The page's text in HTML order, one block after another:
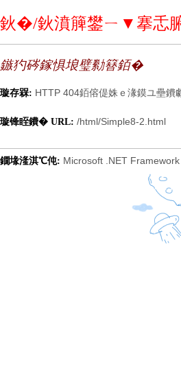
鈥�/鈥濆簲鐢ㄧ▼搴忎
鏃犳硶鎵惧埌璧勬簮銆�
璇存槑: HTTP 404銆傛偍姝ｅ湪鏌ユ壘
璇锋眰鐨� URL: /html/Simple8-2.html
鐗堟湰淇℃伅: Microsoft .NET